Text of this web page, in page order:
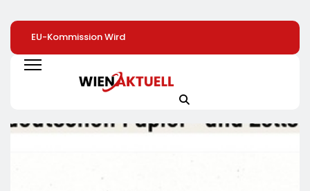
EU-Kommission Wird
Zur „Zentrale Der
Tierindustrie“ /
Tierschutzorganisation
Projektion In Brüssel
Preissenkung Im April:
Sofort Die Preise Auf
Schokolade Und Käse
Mit LECKERROM,
Dollar Pro